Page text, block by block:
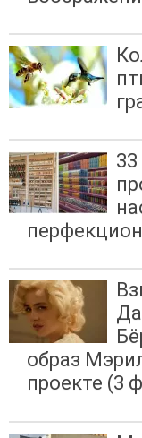
образ
проекте (3